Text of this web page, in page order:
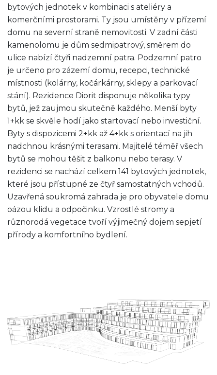
bytových jednotek v kombinaci s ateliéry a
komerčními prostorami. Ty jsou umístěny v přízemí
domu na severní straně nemovitosti. V zadní části
kamenolomu je dům sedmipatrový, směrem do
ulice nabízí čtyři nadzemní patra. Podzemní patro
je určeno pro zázemí domu, recepci, technické
místnosti (kolárny, kočárkárny, sklepy a parkovací
stání). Rezidence Diorit disponuje několika typy
bytů, jež zaujmou skutečně každého. Menší byty
1+kk se skvěle hodí jako startovací nebo investiční.
Byty s dispozicemi 2+kk až 4+kk s orientací na jih
nadchnou krásnými terasami. Majitelé téměř všech
bytů se mohou těšit z balkonu nebo terasy. V
rezidenci se nachází celkem 141 bytových jednotek,
které jsou přístupné ze čtyř samostatných vchodů.
Uzavřená soukromá zahrada je pro obyvatele domu
oázou klidu a odpočinku. Vzrostlé stromy a
různorodá vegetace tvoří výjimečný dojem sepjetí
přírody a komfortního bydlení.